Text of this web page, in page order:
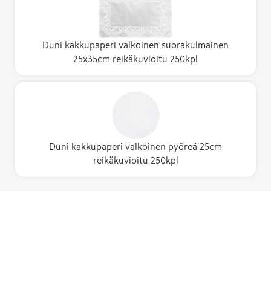
Duni kakkupaperi valkoinen suorakulmainen
25x35cm reikäkuvioitu 250kpl
Duni kakkupaperi valkoinen pyöreä 25cm
reikäkuvioitu 250kpl